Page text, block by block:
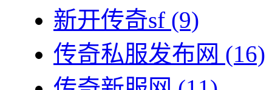
新开传奇sf (9)
传奇私服发布网 (16)